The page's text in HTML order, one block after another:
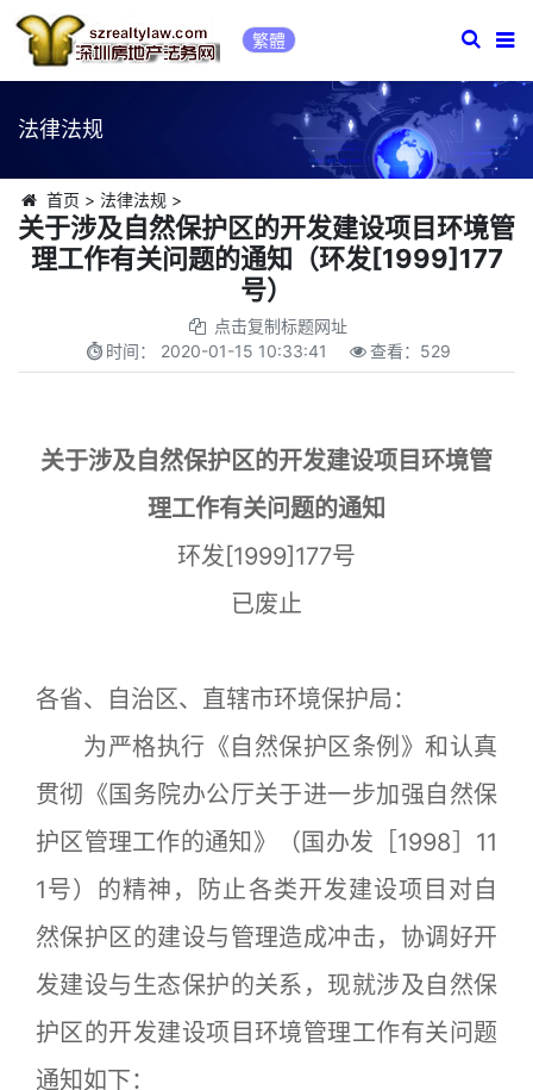
繁體
法律法规
首页 > 法律法规 >
关于涉及自然保护区的开发建设项目环境管
理工作有关问题的通知（环发[1999]177
号）
点击复制标题网址
时间： 2020-01-15 10:33:41 查看： 529
关于涉及自然保护区的开发建设项目环境管
理工作有关问题的通知
环发[1999]177号
已废止
各省、自治区、直辖市环境保护局：
为严格执行《自然保护区条例》和认真
贯彻《国务院办公厅关于进一步加强自然保
护区管理工作的通知》（国办发［1998］11
1号）的精神，防止各类开发建设项目对自
然保护区的建设与管理造成冲击，协调好开
发建设与生态保护的关系，现就涉及自然保
护区的开发建设项目环境管理工作有关问题
通知如下：